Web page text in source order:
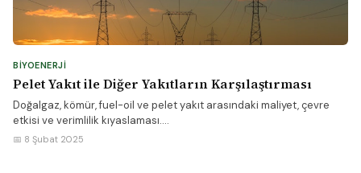
BIYOENERJI
Pelet Yakıt ile Diğer Yakıtların Karşılaştırması
Doğalgaz, kömür, fuel-oil ve pelet yakıt arasındaki maliyet, çevre
etkisi ve verimlilik kıyaslaması....
📅 8 Şubat 2025